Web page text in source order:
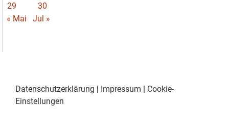
29
30
« Mai
Jul »
Datenschutzerklärung | Impressum | Cookie-
Einstellungen